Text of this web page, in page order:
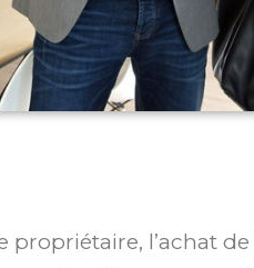
propriétaire, l’achat